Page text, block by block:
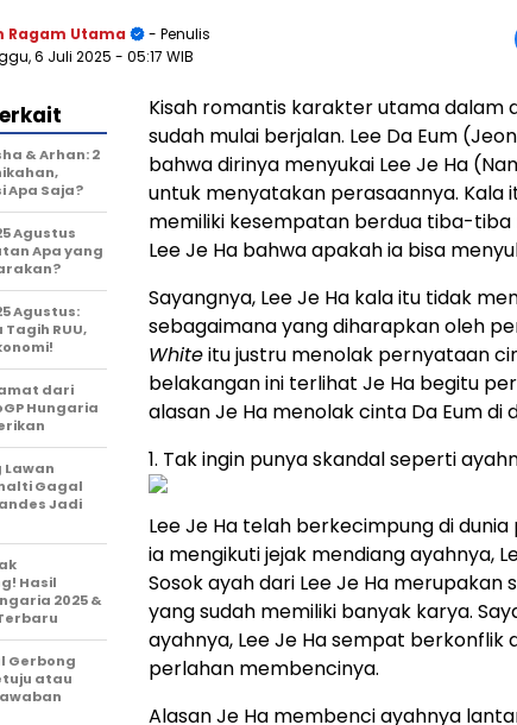
Ragam Utama
- Penulis
6 Juli 2025 - 05:17 WIB
Kisah romantis karakter utama dalam
sudah mulai berjalan. Lee Da Eum
bahwa dirinya menyukai Lee Je Ha
untuk menyatakan perasaannya. Kala
memiliki kesempatan berdua tiba-
Lee Je Ha bahwa apakah ia bisa
Sayangnya, Lee Je Ha kala itu tidak
sebagaimana yang diharapkan oleh
Whiteitu justru menolak pernyataan
belakangan ini terlihat Je Ha begitu
alasan Je Ha menolak cinta Da Eum di
1. Tak ingin punya skandal seperti
Lee Je Ha telah berkecimpung di
ia mengikuti jejak mendiang ayahnya,
Sosok ayah dari Lee Je Ha
yang sudah memiliki banyak karya.
ayahnya, Lee Je Ha sempat berkonflik
perlahan membencinya.
Alasan Je Ha membenci ayahnya
& Arhan: 2
Apa Saja?
Agustus
Apa yang
Agustus:
RUU,
dari
Hungaria
Lawan
Gagal
Jadi
Hasil
2025 &
Gerbong
atau